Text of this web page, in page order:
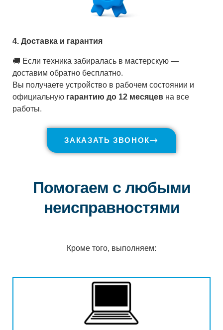
4. Доставка и гарантия
🚚 Если техника забиралась в мастерскую —
доставим обратно бесплатно.
Вы получаете устройство в рабочем состоянии и
официальную гарантию до 12 месяцев на все
работы.
ЗАКАЗАТЬ ЗВОНОК
Помогаем с любыми
неисправностями
Кроме того, выполняем: